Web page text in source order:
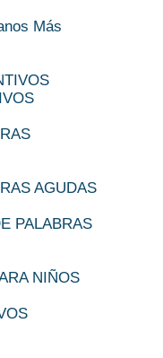
Más
AGUDAS
PALABRAS
NIÑOS